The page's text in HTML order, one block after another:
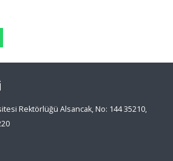
Rektörlüğü Alsancak, No: 144 35210,